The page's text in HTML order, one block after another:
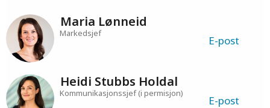
Maria Lønneid
Markedsjef
E-post
Heidi Stubbs Holdal
Kommunikasjonssjef (i permisjon)
E-post